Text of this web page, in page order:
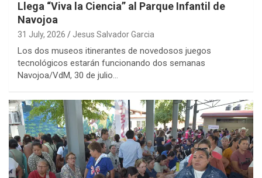
Llega “Viva la Ciencia” al Parque Infantil de
Navojoa
31 July, 2026 Jesus Salvador Garcia
Los dos museos itinerantes de novedosos juegos
tecnológicos estarán funcionando dos semanas
Navojoa/VdM, 30 de julio…